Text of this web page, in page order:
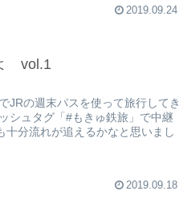
2019.09.24
vol.1
JRの週末パスを使って旅行してき
シュタグ「#もきゅ鉄旅」で中継
十分流れが追えるかなと思いまし
2019.09.18